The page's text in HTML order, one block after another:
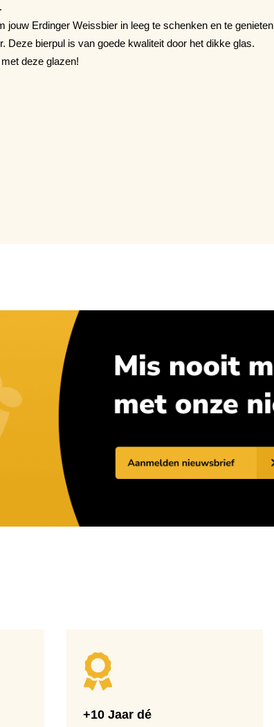
jouw Erdinger Weissbier in leeg te schenken en te genieten
Deze bierpul is van goede kwaliteit door het dikke glas.
deze glazen!
+10 Jaar dé